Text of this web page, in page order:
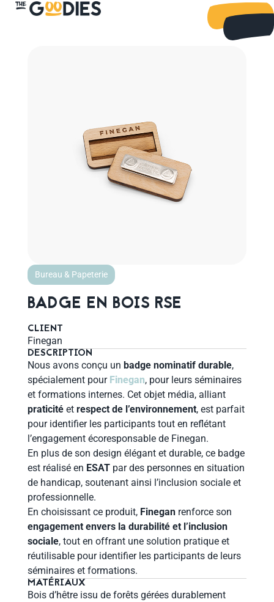
Bureau & Papeterie
BADGE EN BOIS RSE
CLIENT
Finegan
DESCRIPTION
Nous avons conçu un badge nominatif durable,
spécialement pour Finegan, pour leurs séminaires
et formations internes. Cet objet média, alliant
praticitéet respect de l’environnement, est parfait
pour identifier les participants tout en reflétant
l’engagement écoresponsable de Finegan.
En plus de son design élégant et durable, ce badge
est réalisé en ESATpar des personnes en situation
de handicap, soutenant ainsi l’inclusion sociale et
professionnelle.
En choisissant ce produit, Fineganrenforce son
engagement envers la durabilité et l’inclusion
sociale, tout en offrant une solution pratique et
réutilisable pour identifier les participants de leurs
séminaires et formations.
MATÉRIAUX
Bois d’hêtre issu de forêts gérées durablement